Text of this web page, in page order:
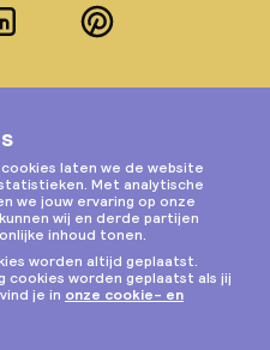
LinkedInPinterest
Instagram